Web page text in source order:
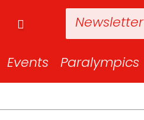
Newsletter
Events Paralympics